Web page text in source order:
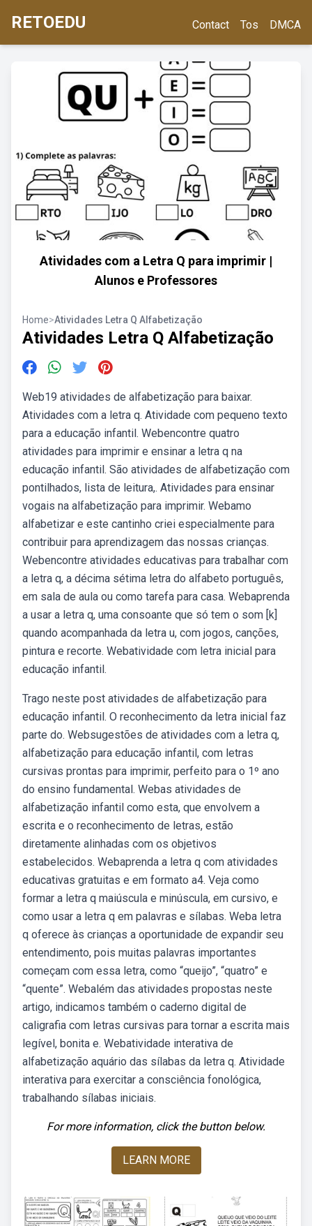
RETOEDU Contact Tos DMCA
Atividades com a Letra Q para imprimir |
Alunos e Professores
Home>Atividades Letra Q Alfabetização
Atividades Letra Q Alfabetização
Web19 atividades de alfabetização para baixar.
Atividades com a letra q. Atividade com pequeno texto
para a educação infantil. Webencontre quatro
atividades para imprimir e ensinar a letra q na
educação infantil. São atividades de alfabetização com
pontilhados, lista de leitura,. Atividades para ensinar
vogais na alfabetização para imprimir. Webamo
alfabetizar e este cantinho criei especialmente para
contribuir para aprendizagem das nossas crianças.
Webencontre atividades educativas para trabalhar com
a letra q, a décima sétima letra do alfabeto português,
em sala de aula ou como tarefa para casa. Webaprenda
a usar a letra q, uma consoante que só tem o som [k]
quando acompanhada da letra u, com jogos, canções,
pintura e recorte. Webatividade com letra inicial para
educação infantil.
Trago neste post atividades de alfabetização para
educação infantil. O reconhecimento da letra inicial faz
parte do. Websugestões de atividades com a letra q,
alfabetização para educação infantil, com letras
cursivas prontas para imprimir, perfeito para o 1º ano
do ensino fundamental. Webas atividades de
alfabetização infantil como esta, que envolvem a
escrita e o reconhecimento de letras, estão
diretamente alinhadas com os objetivos
estabelecidos. Webaprenda a letra q com atividades
educativas gratuitas e em formato a4. Veja como
formar a letra q maiúscula e minúscula, em cursivo, e
como usar a letra q em palavras e sílabas. Weba letra
q oferece às crianças a oportunidade de expandir seu
entendimento, pois muitas palavras importantes
começam com essa letra, como “queijo”, “quatro” e
“quente”. Webalém das atividades propostas neste
artigo, indicamos também o caderno digital de
caligrafia com letras cursivas para tornar a escrita mais
legível, bonita e. Webatividade interativa de
alfabetização aquário das sílabas da letra q. Atividade
interativa para exercitar a consciência fonológica,
trabalhando sílabas iniciais.
For more information, click the button below.
LEARN MORE